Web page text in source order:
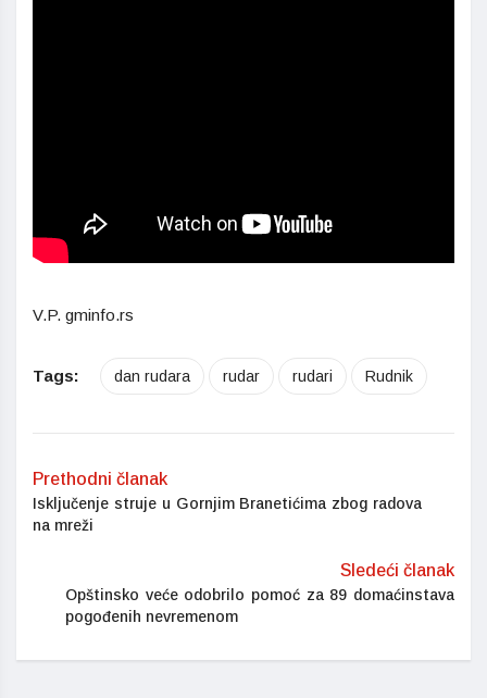
V.P. gminfo.rs
Tags: dan rudara rudar rudari Rudnik
Prethodni članak
Isključenje struje u Gornjim Branetićima zbog radova
na mreži
Sledeći članak
Opštinsko veće odobrilo pomoć za 89 domaćinstava
pogođenih nevremenom